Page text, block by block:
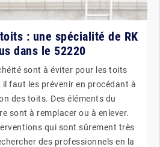
: une spécialité de RK
dans le 52220
sont à éviter pour les toits
faut les prévenir en procédant à
des toits. Des éléments du
sont à remplacer ou à enlever.
qui sont sûrement très
des professionnels en la